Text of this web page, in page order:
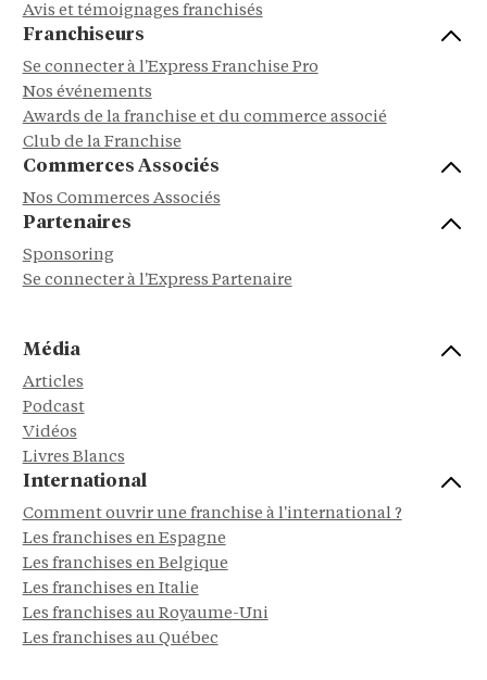
Avis et témoignages franchisés
Franchiseurs
Se connecter à l'Express Franchise Pro
Nos événements
Awards de la franchise et du commerce associé
Club de la Franchise
Commerces Associés
Nos Commerces Associés
Partenaires
Sponsoring
Se connecter à l'Express Partenaire
Média
Articles
Podcast
Vidéos
Livres Blancs
International
Comment ouvrir une franchise à l'international ?
Les franchises en Espagne
Les franchises en Belgique
Les franchises en Italie
Les franchises au Royaume-Uni
Les franchises au Québec